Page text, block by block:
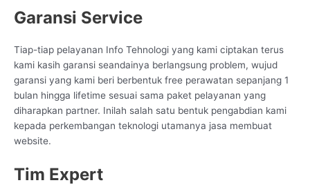
Garansi Service
Tiap-tiap pelayanan Info Tehnologi yang kami ciptakan terus
kami kasih garansi seandainya berlangsung problem, wujud
garansi yang kami beri berbentuk free perawatan sepanjang 1
bulan hingga lifetime sesuai sama paket pelayanan yang
diharapkan partner. Inilah salah satu bentuk pengabdian kami
kepada perkembangan teknologi utamanya jasa membuat
website.
Tim Expert